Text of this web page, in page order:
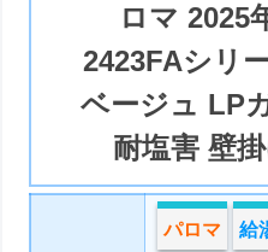
ロマ 2025
2423FAシリ
ベージュ LP
耐塩害 壁
パロマ 給